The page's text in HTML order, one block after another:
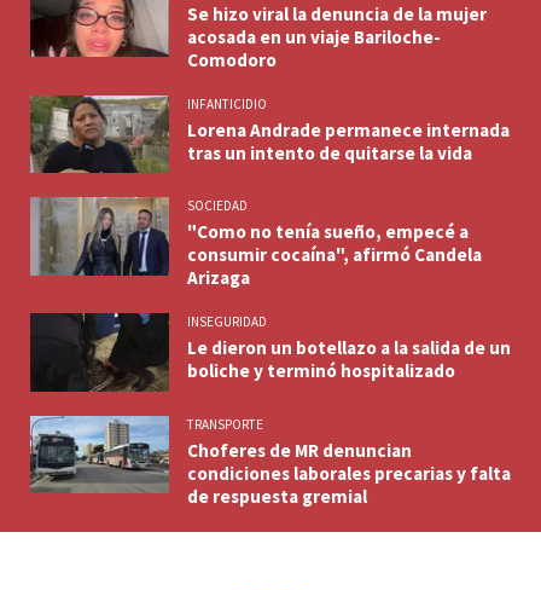
Se hizo viral la denuncia de la mujer
acosada en un viaje Bariloche-
Comodoro
INFANTICIDIO
Lorena Andrade permanece internada
tras un intento de quitarse la vida
SOCIEDAD
"Como no tenía sueño, empecé a
consumir cocaína", afirmó Candela
Arizaga
INSEGURIDAD
Le dieron un botellazo a la salida de un
boliche y terminó hospitalizado
TRANSPORTE
Choferes de MR denuncian
condiciones laborales precarias y falta
de respuesta gremial